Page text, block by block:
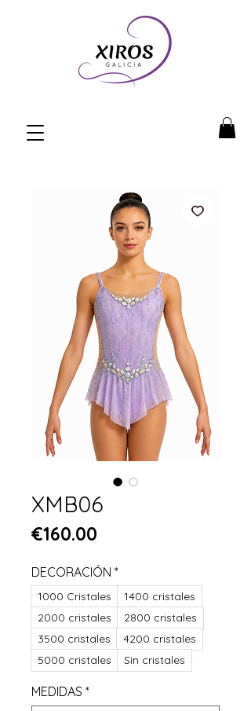
XMB06
€160.00
DECORACIÓN *
1000 Cristales
1400 cristales
2000 cristales
2800 cristales
3500 cristales
4200 cristales
5000 cristales
Sin cristales
MEDIDAS *